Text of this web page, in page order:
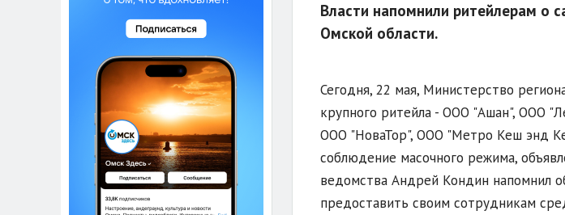
Власти напомнили ритейлерам о
Омской области.
Сегодня, 22 мая, Министерство
крупного ритейла - ООО "Ашан", ООО
ООО "НоваТор", ООО "Метро Кеш энд
соблюдение масочного режима,
ведомства Андрей Кондин напомнил
предоставить своим сотрудникам